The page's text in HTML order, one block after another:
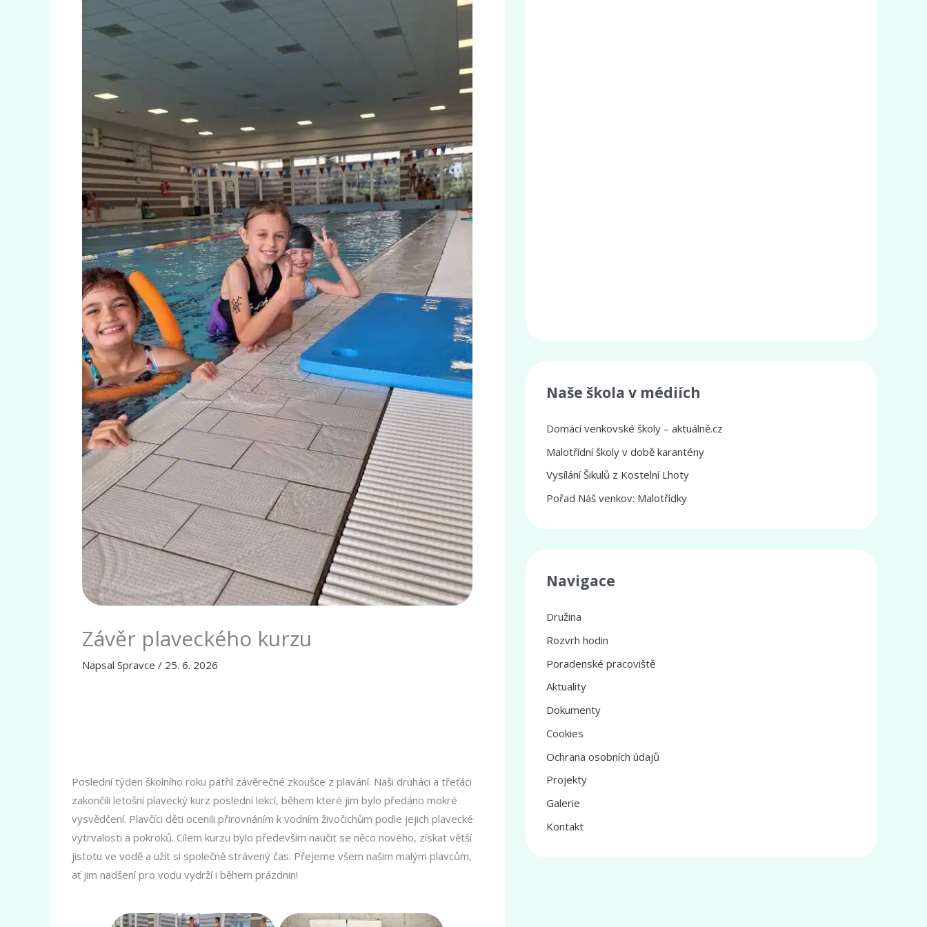
Závěr plaveckého kurzu
Napsal Spravce / 25. 6. 2026
Poslední týden školního roku patřil závěrečné zkoušce z plavání. Naši druháci a třeťáci
zakončili letošní plavecký kurz poslední lekcí, během které jim bylo předáno mokré
vysvědčení. Plavčíci děti ocenili přirovnáním k vodním živočichům podle jejich plavecké
vytrvalosti a pokroků. Cílem kurzu bylo především naučit se něco nového, získat větší
jistotu ve vodě a užít si společně strávený čas. Přejeme všem našim malým plavcům,
ať jim nadšení pro vodu vydrží i během prázdnin!
Naše škola v médiích
Domácí venkovské školy – aktuálně.cz
Malotřídní školy v době karantény
Vysílání Šikulů z Kostelní Lhoty
Pořad Náš venkov: Malotřídky
Navigace
Družina
Rozvrh hodin
Poradenské pracoviště
Aktuality
Dokumenty
Cookies
Ochrana osobních údajů
Projekty
Galerie
Kontakt